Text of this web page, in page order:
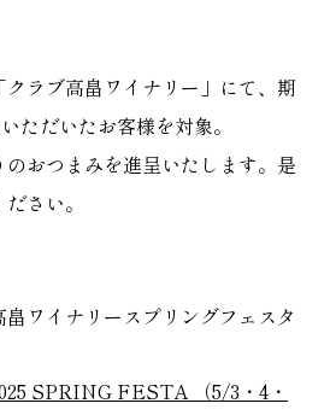
ラブ高畠ワイナリー」にて、期
ただいたお客様を対象。
おつまみを進呈いたします。是
さい。
ワイナリースプリングフェスタ
SPRING FESTA （5/3・4・